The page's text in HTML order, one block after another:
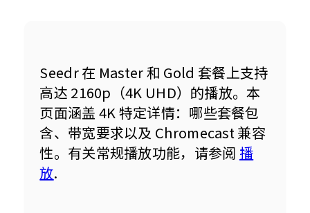
Seedr 在 Master 和 Gold 套餐上支持
高达 2160p（4K UHD）的播放。本
页面涵盖 4K 特定详情：哪些套餐包
含、带宽要求以及 Chromecast 兼容
性。有关常规播放功能，请参阅 播
放.